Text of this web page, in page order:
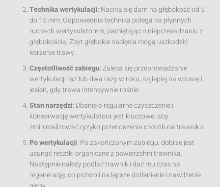
Technika wertykulacji: Nacina się darń na głębokość od 5
do 15 mm. Odpowiednia technika polega na płynnych
ruchach wertykulatorem, pamiętając o nieprzesadzaniu z
głębokością. Zbyt głębokie nacięcia mogą uszkodzić
korzenie trawy.
Częstotliwość zabiegu: Zaleca się przeprowadzanie
wertykulacji raz lub dwa razy w roku, najlepiej na wiosnę i
jesień, gdy trawa intensywnie rośnie.
Stan narzędzi: Dbanie o regularne czyszczenie i
konserwację wertykulatora jest kluczowe, aby
zminimalizować ryzyko przenoszenia chorób na trawniku.
Po wertykulacji: Po zakończonym zabiegu, dobrze jest
usunąć resztki organiczne z powierzchni trawnika.
Następnie należy podlać trawnik i dać mu czas na
regenerację, co pozwoli na lepsze dotlenienie i nawilżenie